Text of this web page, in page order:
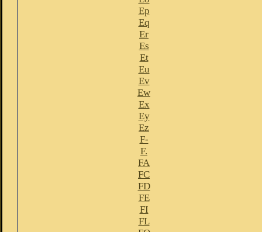
Ep
Eq
Er
Es
Et
Eu
Ev
Ew
Ex
Ey
Ez
F-
F.
FA
FC
FD
FE
FI
FL